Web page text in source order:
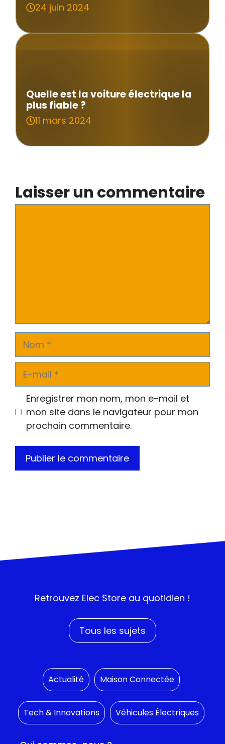
24 juin 2024
Quelle est la voiture électrique la
plus fiable ?
11 mars 2024
Laisser un commentaire
Nom
E-
mail
Enregistrer mon nom, mon e-mail et
mon site dans le navigateur pour mon
prochain commentaire.
Actualité Maison Connectée
Tech & Innovations Véhicules Électriques
Retrouvez Elec Store au quotidien !
Tous les sujets